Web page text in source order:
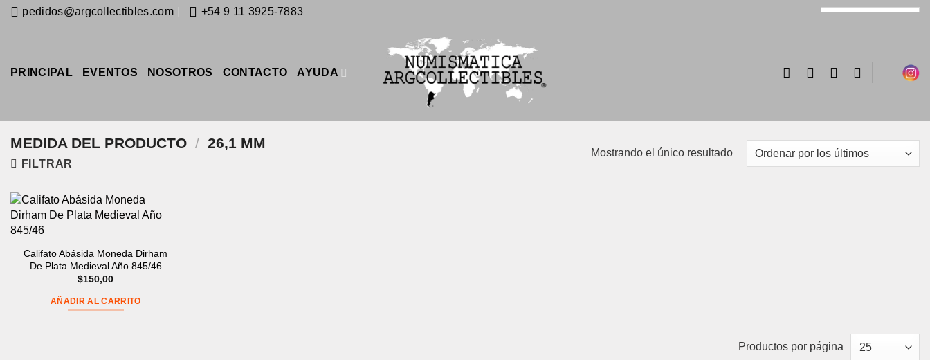
Saltar
al
pedidos@argcollectibles.com +54 9 11 3925-7883
PRINCIPAL EVENTOS NOSOTROS CONTACTO AYUDA
MEDIDA DEL PRODUCTO / 26,1 MM
FILTRAR
Mostrando el único resultado
Califato Abásida Moneda Dirham
De Plata Medieval Año 845/46
$150,00
AÑADIR AL CARRITO
Productos por página